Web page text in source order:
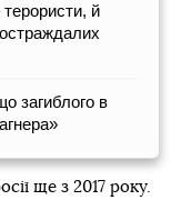
й
загиблого в
ще з 2017 року.